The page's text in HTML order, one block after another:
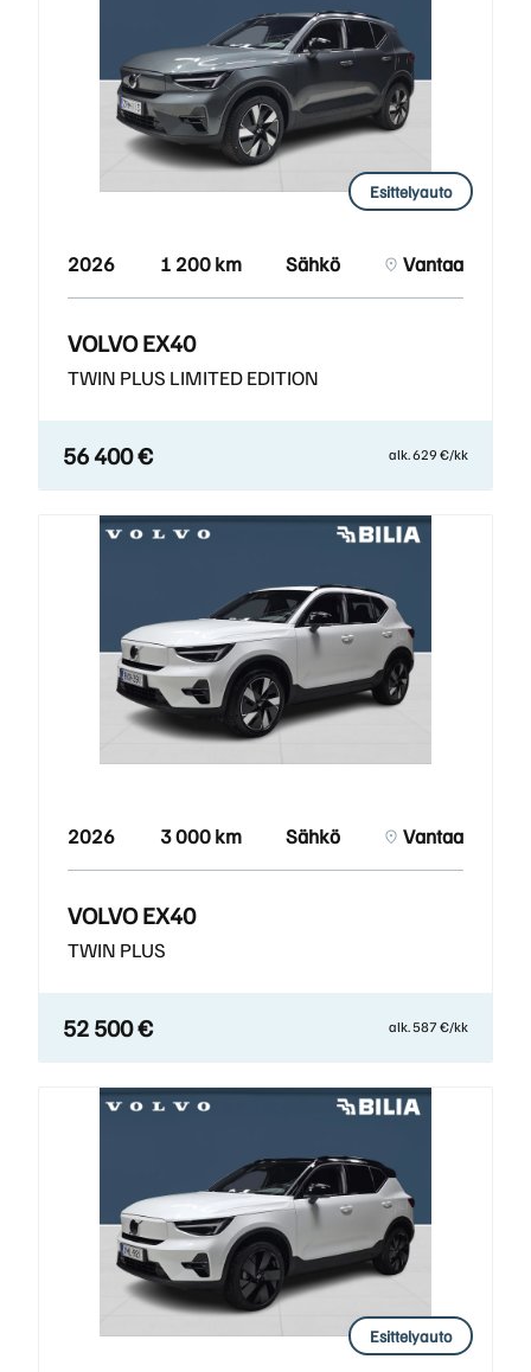
Esittelyauto
2026 1 200 km Sähkö Vantaa
VOLVO EX40
TWIN PLUS LIMITED EDITION
56 400 € alk. 629 €/kk
2026 3 000 km Sähkö Vantaa
VOLVO EX40
TWIN PLUS
52 500 € alk. 587 €/kk
Esittelyauto